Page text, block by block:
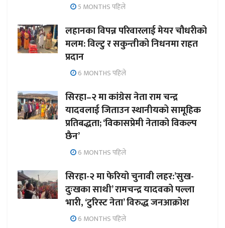
5 MONTHS पहिले
लहानका विपन्न परिवारलाई मेयर चौधरीको
मलम: विल्टु र सकुन्तीको निधनमा राहत
प्रदान
6 MONTHS पहिले
सिरहा–२ मा कांग्रेस नेता राम चन्द्र
यादवलाई जिताउन स्थानीयको सामूहिक
प्रतिबद्धता; ‘विकासप्रेमी नेताको विकल्प
छैन’
6 MONTHS पहिले
सिरहा-२ मा फेरियो चुनावी लहर:’सुख-
दुःखका साथी’ रामचन्द्र यादवको पल्ला
भारी, ‘टुरिस्ट नेता’ विरुद्ध जनआक्रोश
6 MONTHS पहिले